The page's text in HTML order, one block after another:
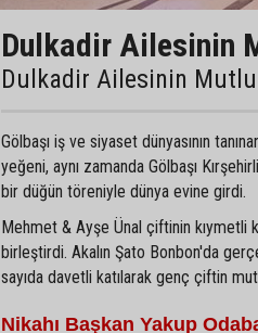
Dulkadir Ailesinin
Dulkadir Ailesinin
Gölbaşı iş ve siyaset dünyasının
yeğeni, aynı zamanda Gölbaşı
bir düğün töreniyle dünya evine girdi.
Mehmet & Ayşe Ünal çiftinin kıymetli
birleştirdi. Akalın Şato Bonbon'da
sayıda davetli katılarak genç çiftin
Nikahı Başkan Yakup